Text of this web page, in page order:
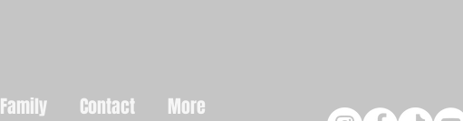
Family Contact More